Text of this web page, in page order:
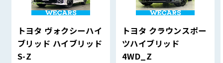
トヨタ ヴォクシーハイ
ブリッド ハイブリッド
S-Z
トヨタ クラウンスポー
ツハイブリッド
4WD_Z